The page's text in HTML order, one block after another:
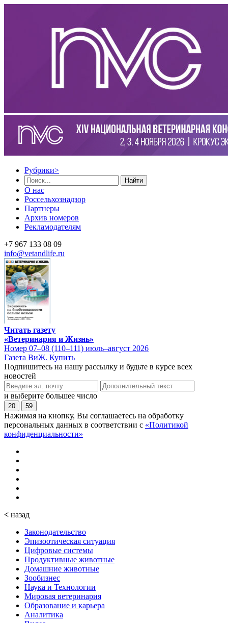
Рубрики>
Найти
О нас
Россельхознадзор
Партнеры
Архив номеров
Рекламодателям
+7 967 133 08 09
info@vetandlife.ru
Читать газету
«Ветеринария и Жизнь»
Номер 07–08 (110–111) июль–август 2026
Газета ВиЖ. Купить
Подпишитесь на нашу рассылку и будьте в курсе всех
новостей
и выберите большее число
20 59
Нажимая на кнопку, Вы соглашаетесь на обработку
персональных данных в соответствии с «Политикой
конфиденциальности»
< назад
Законодательство
Эпизоотическая ситуация
Цифровые системы
Продуктивные животные
Домашние животные
Зообизнес
Наука и Технологии
Мировая ветеринария
Образование и карьера
Аналитика